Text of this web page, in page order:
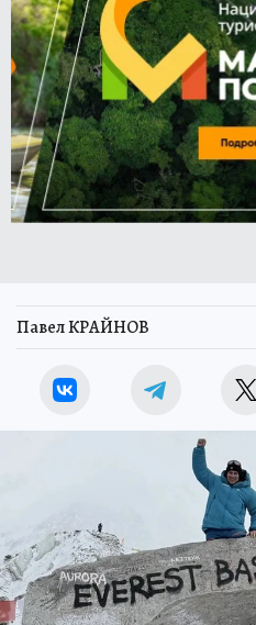
Павел КРАЙНОВ